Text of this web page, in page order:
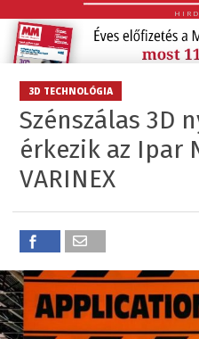
3D TECHNOLÓGIA
Szénszálas 3D
érkezik az Ipar
VARINEX